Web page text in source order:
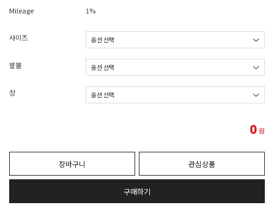
Mileage
1%
사이즈
발볼
창
0원
장바구니 관심상품
구매하기